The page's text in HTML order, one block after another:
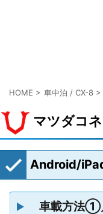
HOME > 車中泊 / CX-8 >
マツダコ
Android/
車載方法①